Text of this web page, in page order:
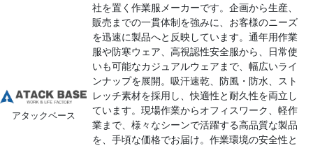
アタックベース
社を置く作業服メーカーです。企画から生産、
販売までの一貫体制を強みに、お客様のニーズ
を迅速に製品へと反映しています。通年用作業
服や防寒ウェア、高視認性安全服から、日常使
いも可能なカジュアルウェアまで、幅広いライ
ンナップを展開。吸汗速乾、防風・防水、スト
レッチ素材を採用し、快適性と耐久性を両立し
ています。現場作業からオフィスワーク、軽作
業まで、様々なシーンで活躍する高品質な製品
を、手頃な価格でお届け。作業環境の安全性と